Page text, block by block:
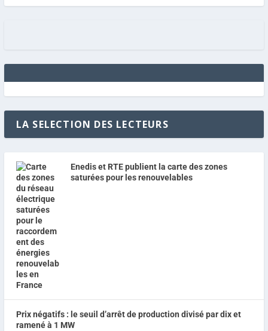
LA SELECTION DES LECTEURS
Enedis et RTE publient la carte des zones
saturées pour les renouvelables
Prix négatifs : le seuil d’arrêt de production divisé par dix et
ramené à 1 MW